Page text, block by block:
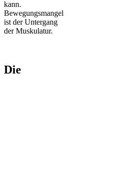
kann.
Bewegungsmangel
ist der Untergang
der Muskulatur.
Die